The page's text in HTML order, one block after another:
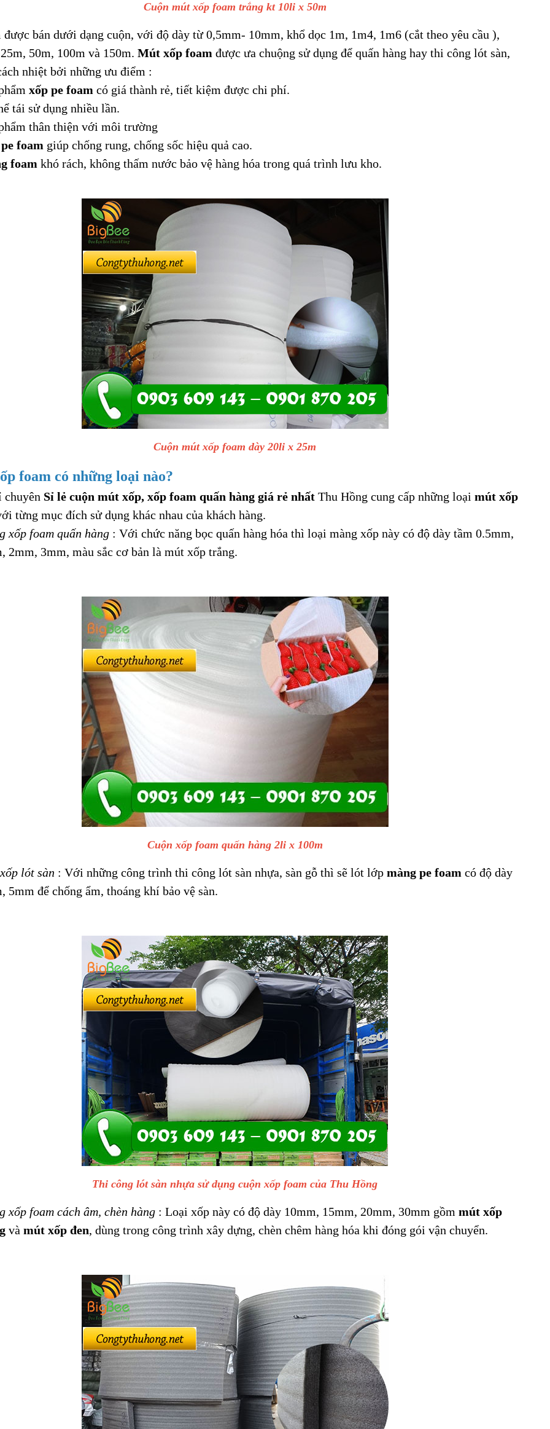
Cuộn mút xốp foam trắng kt 10li x 50m
được bán dưới dạng cuộn, với độ dày từ 0,5mm- 10mm, khổ dọc 1m, 1m4, 1m6 (cắt theo yêu cầu ),
50m, 100m và 150m. Mút xốp foam được ưa chuộng sử dụng để quấn hàng hay thi công lót sàn,
nhiệt bởi những ưu điểm :
xốp pe foam có giá thành rẻ, tiết kiệm được chi phí.
tái sử dụng nhiều lần.
thân thiện với môi trường
foam giúp chống rung, chống sốc hiệu quả cao.
foam khó rách, không thấm nước bảo vệ hàng hóa trong quá trình lưu kho.
Cuộn mút xốp foam dày 20li x 25m
foam có những loại nào?
chuyên Sỉ lẻ cuộn mút xốp, xốp foam quấn hàng giá rẻ nhất Thu Hồng cung cấp những loại mút xốp
từng mục đích sử dụng khác nhau của khách hàng.
xốp foam quấn hàng: Với chức năng bọc quấn hàng hóa thì loại màng xốp này có độ dày tầm 0.5mm,
2mm, 3mm, màu sắc cơ bản là mút xốp trắng.
Cuộn xốp foam quấn hàng 2li x 100m
lót sàn : Với những công trình thi công lót sàn nhựa, sàn gỗ thì sẽ lót lớp màng pe foam có độ dày
5mm để chống ẩm, thoáng khí bảo vệ sàn.
Thi công lót sàn nhựa sử dụng cuộn xốp foam của Thu Hồng
xốp foam cách âm, chèn hàng: Loại xốp này có độ dày 10mm, 15mm, 20mm, 30mm gồm mút xốp
và mút xốp đen, dùng trong công trình xây dựng, chèn chêm hàng hóa khi đóng gói vận chuyển.